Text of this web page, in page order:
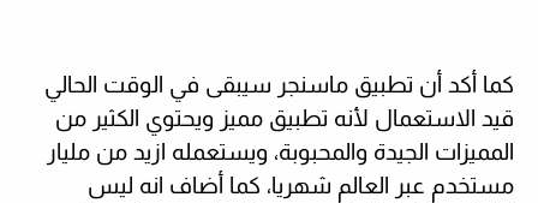
كما أكد أن تطبيق ماسنجر سيبقى في الوقت الحالي
قيد الاستعمال لأنه تطبيق مميز ويحتوي الكثير من
المميزات الجيدة والمحبوبة، ويستعمله ازيد من مليار
مستخدم عبر العالم شهريا، كما أضاف انه ليس